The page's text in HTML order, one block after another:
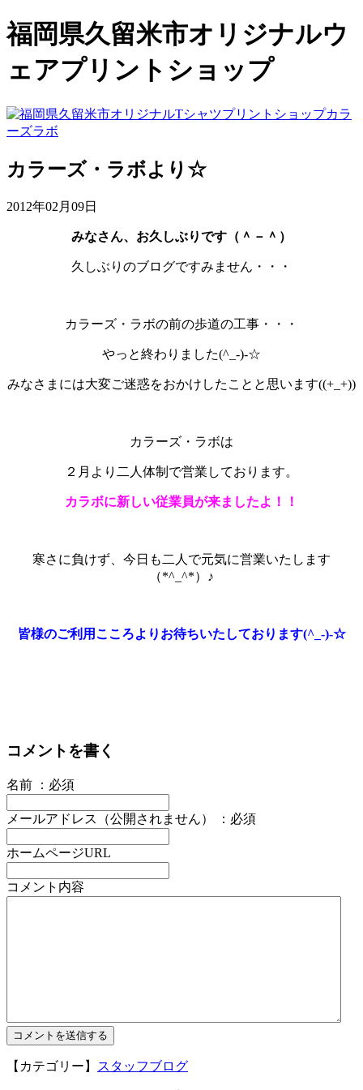
福岡県久留米市オリジナルウ
ェアプリントショップ
カラーズ・ラボより☆
2012年02月09日
みなさん、お久しぶりです（＾－＾）
久しぶりのブログですみません・・・
カラーズ・ラボの前の歩道の工事・・・
やっと終わりました(^_-)-☆
みなさまには大変ご迷惑をおかけしたことと思います((+_+))
カラーズ・ラボは
２月より二人体制で営業しております。
カラボに新しい従業員が来ましたよ！！
寒さに負けず、今日も二人で元気に営業いたします
（*^_^*）♪
皆様のご利用こころよりお待ちいたしております(^_-)-☆
コメントを書く
名前 ：必須
メールアドレス（公開されません） ：必須
ホームページURL
コメント内容
【カテゴリー】 スタッフブログ